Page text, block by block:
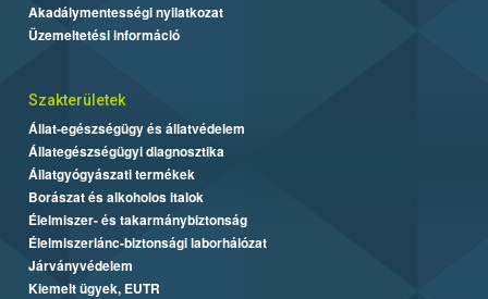
Akadálymentességi nyilatkozat
Üzemeltetési információ
Szakterületek
Állat-egészségügy és állatvédelem
Állategészségügyi diagnosztika
Állatgyógyászati termékek
Borászat és alkoholos italok
Élelmiszer- és takarmánybiztonság
Élelmiszerlánc-biztonsági laborhálózat
Járványvédelem
Kiemelt ügyek, EUTR